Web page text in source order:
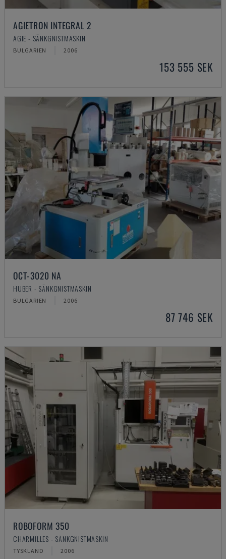
AGIETRON INTEGRAL 2
AGIE - SÄNKGNISTMASKIN
BULGARIEN 2006
153 555 SEK
OCT-3020 NA
HUBER - SÄNKGNISTMASKIN
BULGARIEN 2006
87 746 SEK
ROBOFORM 350
CHARMILLES - SÄNKGNISTMASKIN
TYSKLAND 2006